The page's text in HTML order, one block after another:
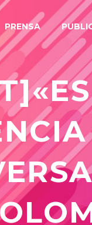
PRENSA